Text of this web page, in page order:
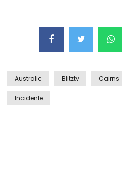
Australia Blitztv Cairns
Incidente